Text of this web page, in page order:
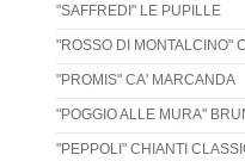
"SAFFREDI" LE PUPILLE
"ROSSO DI MONTALCINO"
"PROMIS" CA' MARCANDA
"POGGIO ALLE MURA"
"PEPPOLI" CHIANTI